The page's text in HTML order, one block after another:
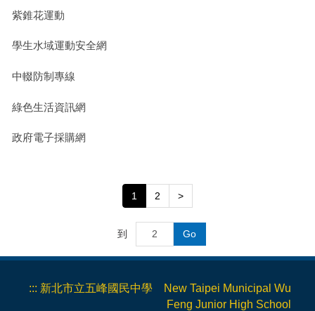
紫錐花運動
學生水域運動安全網
中輟防制專線
綠色生活資訊網
政府電子採購網
1 2 >
到 Go
::: 新北市立五峰國民中學 New Taipei Municipal Wu
Feng Junior High School